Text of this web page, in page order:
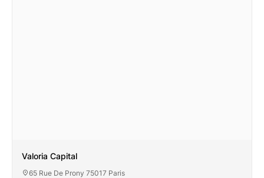
Valoria Capital
65 Rue De Prony 75017 Paris